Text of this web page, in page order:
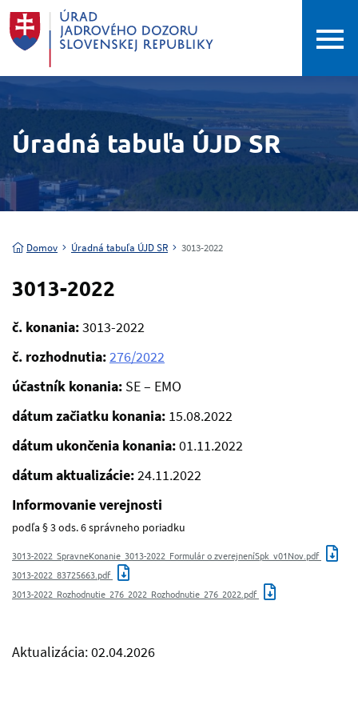
Úradná tabuľa ÚJD SR
Domov Úradná tabuľa ÚJD SR 3013-2022
3013-2022
č. konania:3013-2022
č. rozhodnutia:276/2022
účastník konania: SE – EMO
dátum začiatku konania: 15.08.2022
dátum ukončenia konania:01.11.2022
dátum aktualizácie:24.11.2022
Informovanie verejnosti
podľa § 3 ods. 6 správneho poriadku
3013-2022_SpravneKonanie_3013-2022_Formulár o zverejneníSpk_v01Nov.pdf
3013-2022_83725663.pdf
3013-2022_Rozhodnutie_276_2022_Rozhodnutie_276_2022.pdf
Aktualizácia: 02.04.2026